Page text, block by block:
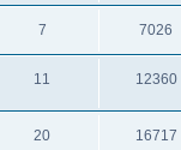
7 7026
11 12360
20 16717